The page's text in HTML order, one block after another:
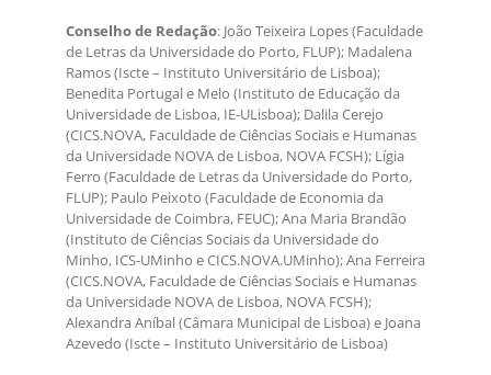
Conselho de Redação: João Teixeira Lopes (Faculdade
de Letras da Universidade do Porto, FLUP); Madalena
Ramos (Iscte – Instituto Universitário de Lisboa);
Benedita Portugal e Melo (Instituto de Educação da
Universidade de Lisboa, IE-ULisboa); Dalila Cerejo
(CICS.NOVA, Faculdade de Ciências Sociais e Humanas
da Universidade NOVA de Lisboa, NOVA FCSH); Lígia
Ferro (Faculdade de Letras da Universidade do Porto,
FLUP); Paulo Peixoto (Faculdade de Economia da
Universidade de Coimbra, FEUC); Ana Maria Brandão
(Instituto de Ciências Sociais da Universidade do
Minho, ICS-UMinho e CICS.NOVA.UMinho); Ana Ferreira
(CICS.NOVA, Faculdade de Ciências Sociais e Humanas
da Universidade NOVA de Lisboa, NOVA FCSH);
Alexandra Aníbal (Câmara Municipal de Lisboa) e Joana
Azevedo (Iscte – Instituto Universitário de Lisboa)